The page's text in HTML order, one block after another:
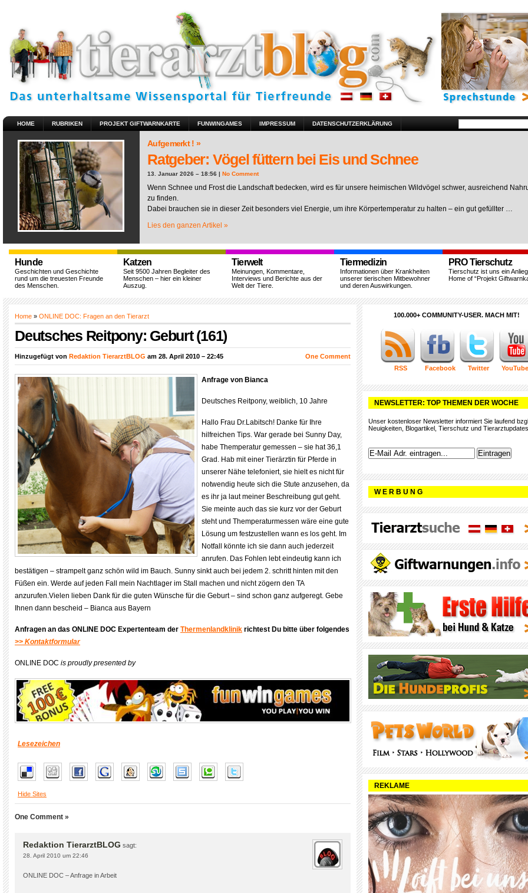
HOME RUBRIKEN PROJEKT GIFTWARNKARTE FUNWINGAMES IMPRESSUM DATENSCHUTZERKLÄRUNG
Aufgemerkt ! »
Ratgeber: Vögel füttern bei Eis und Schnee
13. Januar 2026 – 18:56 | No Comment
Wenn Schnee und Frost die Landschaft bedecken, wird es für unsere heimischen Wildvögel schwer, ausreichend
zu finden.
Dabei brauchen sie in dieser Zeit besonders viel Energie, um ihre Körpertemperatur zu halten – ein gut gefüllter …
Lies den ganzen Artikel »
Hunde
Geschichten und Geschichte
rund um die treuesten Freunde
des Menschen.
Katzen
Seit 9500 Jahren Begleiter des
Menschen – hier ein kleiner
Auszug.
Tierwelt
Meinungen, Kommentare,
Interviews und Berichte aus der
Welt der Tiere.
Tiermedizin
Informationen über Krankheiten
unserer tierischen Mitbewohner
und deren Auswirkungen.
PRO Tierschutz
Tierschutz ist uns ein
Home of “Projekt
Home » ONLINE DOC: Fragen an den Tierarzt
Deutsches Reitpony: Geburt (161)
Hinzugefügt von Redaktion TierarztBLOG am 28. April 2010 – 22:45 One Comment
Anfrage von Bianca
Deutsches Reitpony, weiblich, 10 Jahre
Hallo Frau Dr.Labitsch! Danke für Ihre
hilfreichen Tips. War gerade bei Sunny Day,
habe Themperatur gemessen – sie hat 36,1
Grad. Hab mit einer Tierärztin für Pferde in
unserer Nähe telefoniert, sie hielt es nicht für
notwendig heute sich die Stute anzusehen, da
es ihr ja laut meiner Beschreibung gut geht.
Sie meinte auch das sie kurz vor der Geburt
steht und Themperaturmessen wäre eine gute
Lösung um festzustellen wann es los geht. Im
Notfall könnte ich sie dann auch jederzeit
anrufen. Das Fohlen lebt eindeutig kann ich
bestätigen – strampelt ganz schön wild im Bauch. Sunny sinkt auch bei jedem 2. schritt hinten mit den
Füßen ein. Werde auf jeden Fall mein Nachtlager im Stall machen und nicht zögern den TA
anzurufen.Vielen lieben Dank für die guten Wünsche für die Geburt – sind schon ganz aufgeregt. Gebe
Ihnen dann bescheid – Bianca aus Bayern
Anfragen an das ONLINE DOC Expertenteam der Thermenlandklinik richtest Du bitte über folgendes
>> Kontaktformular
ONLINE DOC is proudly presented by
Lesezeichen
Hide Sites
One Comment »
Redaktion TierarztBLOG sagt:
28. April 2010 um 22:46
ONLINE DOC – Anfrage in Arbeit
100.000+ COMMUNITY-USER. MACH MIT!
RSS Facebook Twitter YouTube
NEWSLETTER: TOP THEMEN DER WOCHE
Unser kostenloser Newsletter informiert Sie laufend
Neuigkeiten, Blogartikel, Tierschutz und
W E R B U N G
REKLAME